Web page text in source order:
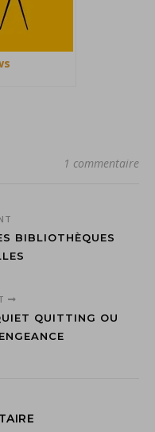
1 commentaire
BIBLIOTHÈQUES
QUITTING OU